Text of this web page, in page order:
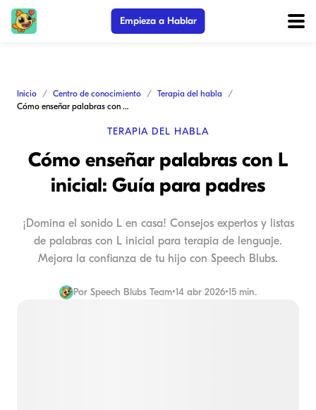
Empieza a Hablar
Inicio Centro de conocimiento
Terapia del habla
Cómo enseñar palabras con L inicial: Guía para padres
TERAPIA DEL HABLA
Cómo enseñar palabras con L
inicial: Guía para padres
¡Domina el sonido L en casa! Consejos expertos y listas
de palabras con L inicial para terapia de lenguaje.
Mejora la confianza de tu hijo con Speech Blubs.
Por Speech Blubs Team•14 abr 2026•15 min.